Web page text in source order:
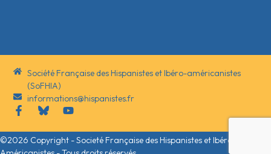
Société Française des Hispanistes et Ibéro-américanistes
(SoFHIA)
informations@hispanistes.fr
©2026 Copyright - Societé Française des Hispanistes et Ibéro-